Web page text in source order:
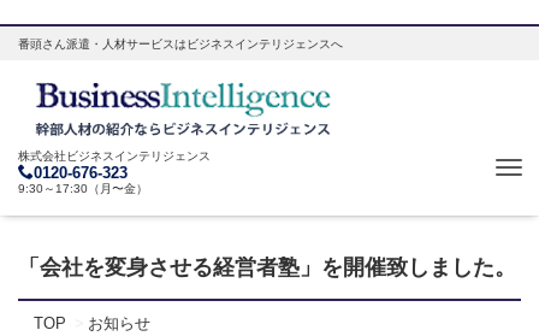
番頭さん派遣・人材サービスはビジネスインテリジェンスへ
株式会社ビジネスインテリジェンス
0120-676-323
9:30～17:30（月〜金）
「会社を変身させる経営者塾」を開催致しました。
TOP お知らせ